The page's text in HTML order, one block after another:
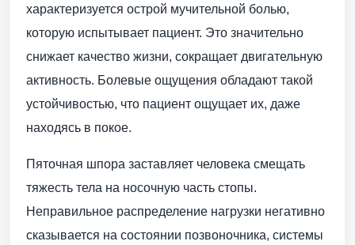
характеризуется острой мучительной болью,
которую испытывает пациент. Это значительно
снижает качество жизни, сокращает двигательную
активность. Болевые ощущения обладают такой
устойчивостью, что пациент ощущает их, даже
находясь в покое.
Пяточная шпора заставляет человека смещать
тяжесть тела на носочную часть стопы.
Неправильное распределение нагрузки негативно
сказывается на состоянии позвоночника, системы